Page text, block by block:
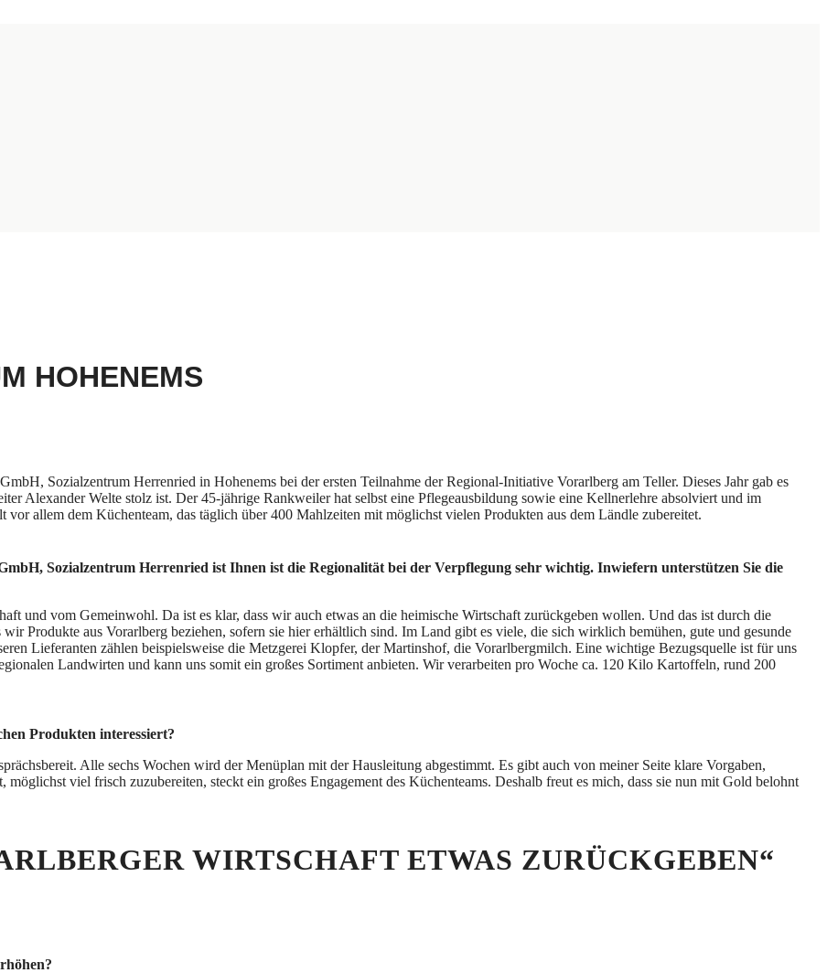
HOHENEMS
Sozialzentrum Herrenried in Hohenems bei der ersten Teilnahme der Regional-Initiative Vorarlberg am Teller. Dieses Jahr gab es
Alexander Welte stolz ist. Der 45-jährige Rankweiler hat selbst eine Pflegeausbildung sowie eine Kellnerlehre absolviert und im
allem dem Küchenteam, das täglich über 400 Mahlzeiten mit möglichst vielen Produkten aus dem Ländle zubereitet.
Sozialzentrum Herrenried ist Ihnen ist die Regionalität bei der Verpflegung sehr wichtig. Inwiefern unterstützen Sie die
und vom Gemeinwohl. Da ist es klar, dass wir auch etwas an die heimische Wirtschaft zurückgeben wollen. Und das ist durch die
Produkte aus Vorarlberg beziehen, sofern sie hier erhältlich sind. Im Land gibt es viele, die sich wirklich bemühen, gute und gesunde
Lieferanten zählen beispielsweise die Metzgerei Klopfer, der Martinshof, die Vorarlbergmilch. Eine wichtige Bezugsquelle ist für uns
Landwirten und kann uns somit ein großes Sortiment anbieten. Wir verarbeiten pro Woche ca. 120 Kilo Kartoffeln, rund 200
Produkten interessiert?
Alle sechs Wochen wird der Menüplan mit der Hausleitung abgestimmt. Es gibt auch von meiner Seite klare Vorgaben,
viel frisch zuzubereiten, steckt ein großes Engagement des Küchenteams. Deshalb freut es mich, dass sie nun mit Gold belohnt
WIRTSCHAFT ETWAS ZURÜCKGEBEN“